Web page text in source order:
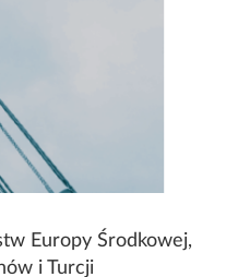
Europy Środkowej,
i Turcji